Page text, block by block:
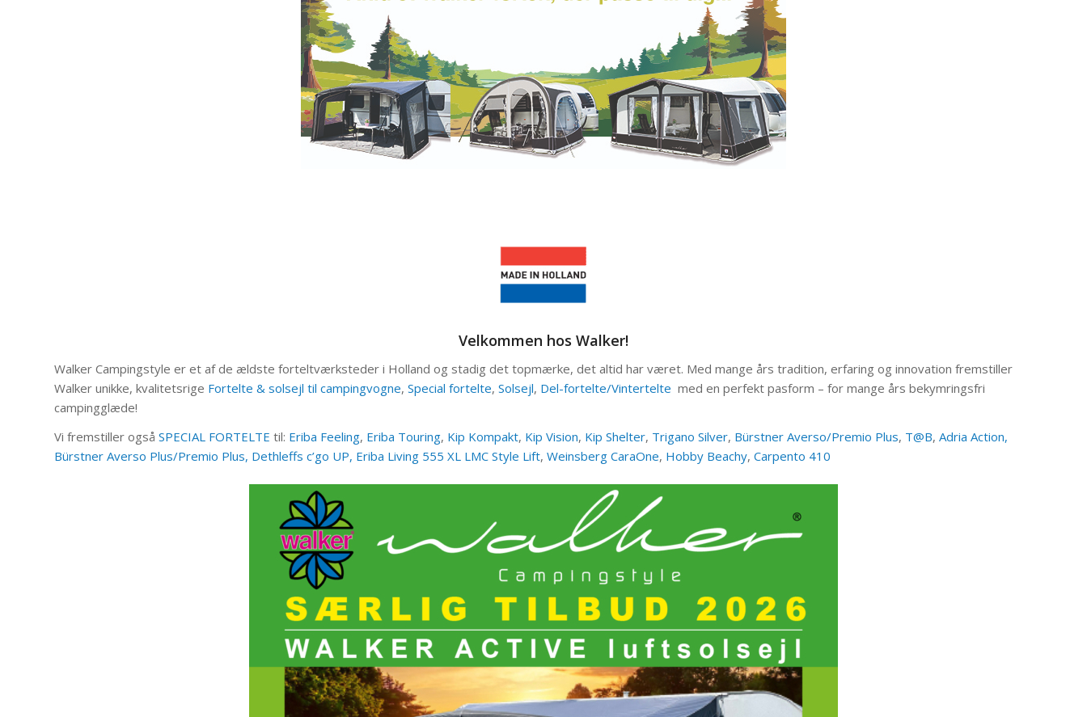
Velkommen hos Walker!
Walker Campingstyle er et af de ældste forteltværksteder i Holland og stadig det topmærke, det altid har været. Med mange års tradition, erfaring og innovation fremstiller
Walker unikke, kvalitetsrige Fortelte & solsejl til campingvogne, Special fortelte, Solsejl, Del-fortelte/Vintertelte med en perfekt pasform – for mange års bekymringsfri
campingglæde!
Vi fremstiller også SPECIAL FORTELTE til: Eriba Feeling, Eriba Touring, Kip Kompakt, Kip Vision, Kip Shelter, Trigano Silver, Bürstner Averso/Premio Plus, T@B, Adria Action,
Bürstner Averso Plus/Premio Plus, Dethleffs c’go UP, Eriba Living 555 XL LMC Style Lift, Weinsberg CaraOne, Hobby Beachy, Carpento 410